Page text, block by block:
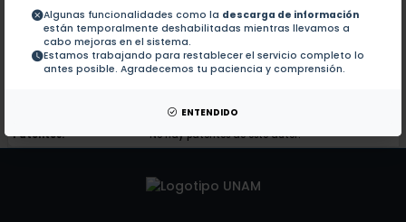
Algunas funcionalidades como la descarga de información
están temporalmente deshabilitadas mientras llevamos a
cabo mejoras en el sistema.
Estamos trabajando para restablecer el servicio completo lo
antes posible. Agradecemos tu paciencia y comprensión.
ENTENDIDO
5.- The interaction of protein structure,
No hay tesis de este autor.
Patentes:
No hay patentes de este autor.